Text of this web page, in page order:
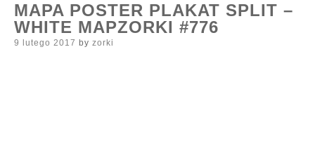
MAPA POSTER PLAKAT SPLIT –
WHITE MAPZORKI #776
Posted
9 lutego 2017 by zorki